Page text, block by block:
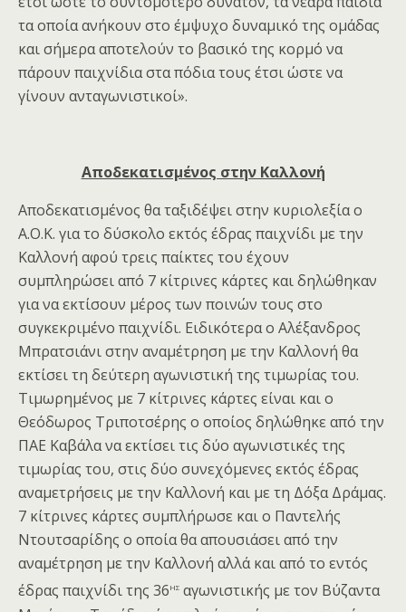
τα οποία ανήκουν στο έμψυχο δυναμικό της ομάδας
και σήμερα αποτελούν το βασικό της κορμό να
πάρουν παιχνίδια στα πόδια τους έτσι ώστε να
γίνουν ανταγωνιστικοί».
Αποδεκατισμένος στην Καλλονή
Αποδεκατισμένος θα ταξιδέψει στην κυριολεξία ο
Α.Ο.Κ. για το δύσκολο εκτός έδρας παιχνίδι με την
Καλλονή αφού τρεις παίκτες του έχουν
συμπληρώσει από 7 κίτρινες κάρτες και δηλώθηκαν
για να εκτίσουν μέρος των ποινών τους στο
συγκεκριμένο παιχνίδι. Ειδικότερα ο Αλέξανδρος
Μπρατσιάνι στην αναμέτρηση με την Καλλονή θα
εκτίσει τη δεύτερη αγωνιστική της τιμωρίας του.
Τιμωρημένος με 7 κίτρινες κάρτες είναι και ο
Θεόδωρος Τριποτσέρης ο οποίος δηλώθηκε από την
ΠΑΕ Καβάλα να εκτίσει τις δύο αγωνιστικές της
τιμωρίας του, στις δύο συνεχόμενες εκτός έδρας
αναμετρήσεις με την Καλλονή και με τη Δόξα Δράμας.
7 κίτρινες κάρτες συμπλήρωσε και ο Παντελής
Ντουτσαρίδης ο οποία θα απουσιάσει από την
αναμέτρηση με την Καλλονή αλλά και από το εντός
έδρας παιχνίδι της 36ης αγωνιστικής με τον Βύζαντα